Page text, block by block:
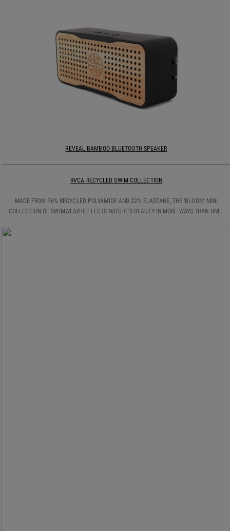
REVEAL BAMBOO BLUETOOTH SPEAKER
RVCA RECYCLED SWIM COLLECTION
MADE FROM 76% RECYCLED POLYAMIDE AND 22% ELASTANE, THE 'BLOOM' MINI
COLLECTION OF SWIMWEAR REFLECTS NATURE'S BEAUTY IN MORE WAYS THAN ONE.